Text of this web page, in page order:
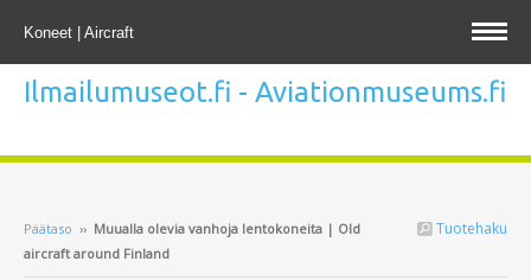
Koneet | Aircraft
Ilmailumuseot.fi - Aviationmuseums.fi
Tuotehaku
Päätaso ›› Muualla olevia vanhoja lentokoneita | Old
aircraft around Finland